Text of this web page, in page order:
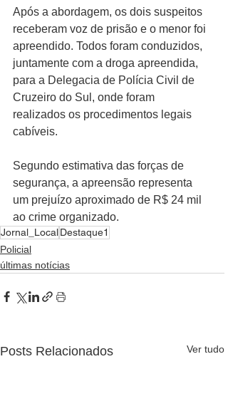
Após a abordagem, os dois suspeitos
receberam voz de prisão e o menor foi
apreendido. Todos foram conduzidos,
juntamente com a droga apreendida,
para a Delegacia de Polícia Civil de
Cruzeiro do Sul, onde foram
realizados os procedimentos legais
cabíveis.
Segundo estimativa das forças de
segurança, a apreensão representa
um prejuízo aproximado de R$ 24 mil
ao crime organizado.
Jornal_LocalDestaque1
Policial
últimas notícias
Posts Relacionados Ver tudo